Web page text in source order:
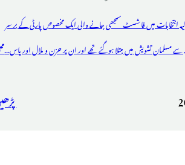
انتخابات میں فاشسٹ سمجھی جانے والی ایک مخصوص پارٹی کے بر سر
سے مسلمان تشویش میں مبتلا ہوگئے تھے اور ان پر حزن و ملال اور یاس...